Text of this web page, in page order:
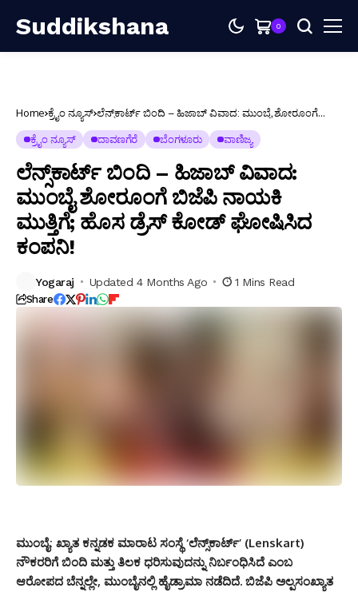
Suddikshana 0
Home ಕ್ರೈಂ ನ್ಯೂಸ್ ಲೆನ್ಸ್‌ಕಾರ್ಟ್ ಬಿಂದಿ – ಹಿಜಾಬ್ ವಿವಾದ: ಮುಂಬೈ ಶೋರೂಂಗೆ
ಕ್ರೈಂ ನ್ಯೂಸ್ ದಾವಣಗೆರೆ ಬೆಂಗಳೂರು ವಾಣಿಜ್ಯ
ಲೆನ್ಸ್‌ಕಾರ್ಟ್ ಬಿಂದಿ – ಹಿಜಾಬ್ ವಿವಾದ:
ಮುಂಬೈ ಶೋರೂಂಗೆ ಬಿಜೆಪಿ ನಾಯಕಿ
ಮುತ್ತಿಗೆ; ಹೊಸ ಡ್ರೆಸ್ ಕೋಡ್ ಘೋಷಿಸಿದ
ಕಂಪನಿ!
Yogaraj Updated 4 Months Ago 1 Mins Read
Share
ಮುಂಬೈ: ಖ್ಯಾತ ಕನ್ನಡಕ ಮಾರಾಟ ಸಂಸ್ಥೆ ‘ಲೆನ್ಸ್‌ಕಾರ್ಟ್’ (Lenskart)
ನೌಕರರಿಗೆ ಬಿಂದಿ ಮತ್ತು ತಿಲಕ ಧರಿಸುವುದನ್ನು ನಿರ್ಬಂಧಿಸಿದೆ ಎಂಬ
ಆರೋಪದ ಬೆನ್ನಲ್ಲೇ, ಮುಂಬೈನಲ್ಲಿ ಹೈಡ್ರಾಮಾ ನಡೆದಿದೆ. ಬಿಜೆಪಿ ಅಲ್ಪಸಂಖ್ಯಾತ